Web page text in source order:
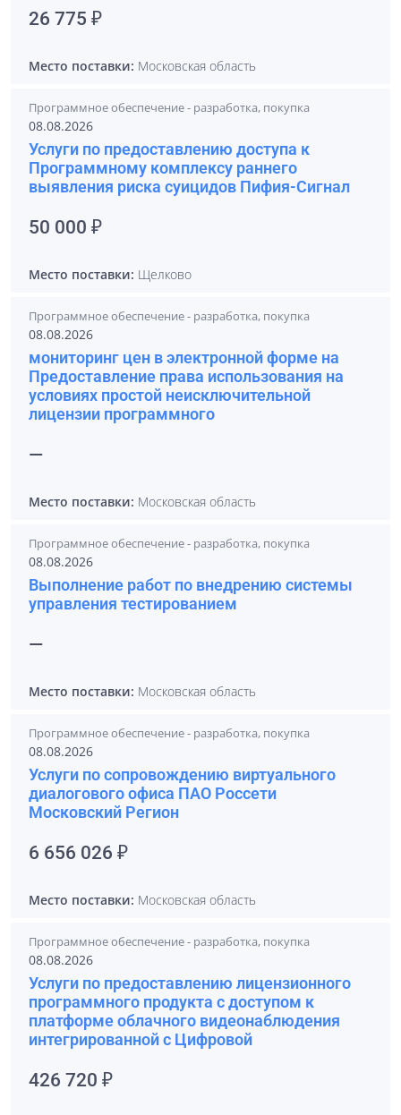
26 775 ₽
Место поставки: Московская область
Программное обеспечение - разработка, покупка
08.08.2026
Услуги по предоставлению доступа к
Программному комплексу раннего
выявления риска суицидов Пифия-Сигнал
50 000 ₽
Место поставки: Щелково
Программное обеспечение - разработка, покупка
08.08.2026
мониторинг цен в электронной форме на
Предоставление права использования на
условиях простой неисключительной
лицензии программного
—
Место поставки: Московская область
Программное обеспечение - разработка, покупка
08.08.2026
Выполнение работ по внедрению системы
управления тестированием
—
Место поставки: Московская область
Программное обеспечение - разработка, покупка
08.08.2026
Услуги по сопровождению виртуального
диалогового офиса ПАО Россети
Московский Регион
6 656 026 ₽
Место поставки: Московская область
Программное обеспечение - разработка, покупка
08.08.2026
Услуги по предоставлению лицензионного
программного продукта с доступом к
платформе облачного видеонаблюдения
интегрированной с Цифровой
426 720 ₽